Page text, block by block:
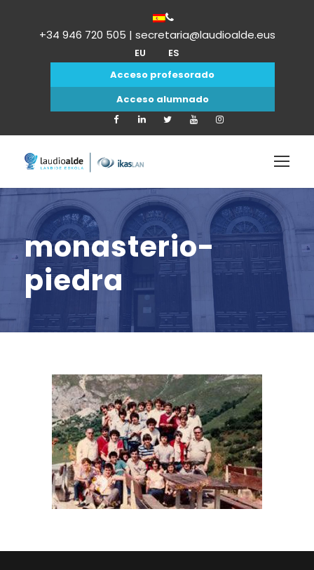
+34 946 720 505 | secretaria@laudioalde.eus
EU
ES
Acceso profesorado
Acceso alumnado
monasterio-
piedra